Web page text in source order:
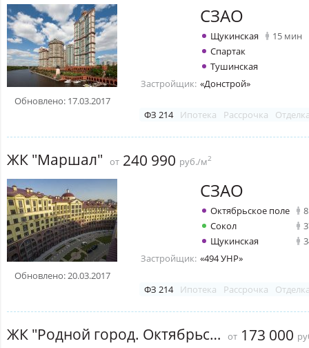
Обновлено: 17.03.2017
СЗАО
Щукинская
15 мин
Спартак
Тушинская
Застройщик: «Донстрой»
ФЗ 214 Ипотека Рассрочка
ЖК "Маршал" от 240 990 руб./м2
Обновлено: 20.03.2017
СЗАО
Октябрьское поле
Сокол
Щукинская
Застройщик: «494 УНР»
ФЗ 214 Ипотека Рассрочка
ЖК "Родной город. Октябрьское поле" от 173 000